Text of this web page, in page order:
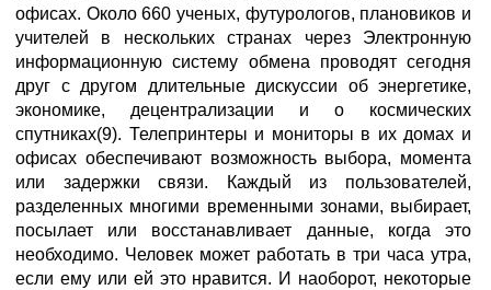
офисах. Около 660 ученых, футурологов, плановиков и
учителей в нескольких странах через Электронную
информационную систему обмена проводят сегодня
друг с другом длительные дискуссии об энергетике,
экономике, децентрализации и о космических
спутниках(9). Телепринтеры и мониторы в их домах и
офисах обеспечивают возможность выбора, момента
или задержки связи. Каждый из пользователей,
разделенных многими временными зонами, выбирает,
посылает или восстанавливает данные, когда это
необходимо. Человек может работать в три часа утра,
если ему или ей это нравится. И наоборот, некоторые